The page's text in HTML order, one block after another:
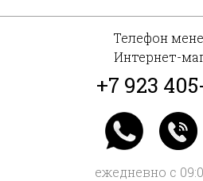
Телефон
Интернет-
+7 923
ежедневно с